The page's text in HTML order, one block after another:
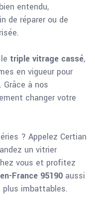
entendu,
de réparer ou de
triple vitrage cassé,
en vigueur pour
à nos
changer votre
? Appelez Certian
un vitrier
vous et profitez
France 95190 aussi
plus imbattables.